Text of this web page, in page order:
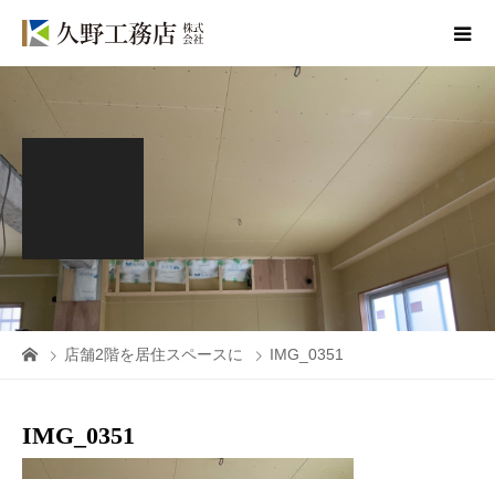
店舗2階を居住スペースに IMG_0351
IMG_0351